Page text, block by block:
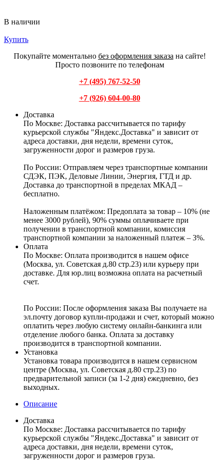
В наличии
Купить
Покупайте моментально без оформления заказа на сайте!
Просто позвоните по телефонам
+7 (495) 767-52-50
+7 (926) 604-00-80
Доставка
По Москве: Доставка рассчитывается по тарифу
курьерской службы "Яндекс.Доставка" и зависит от
адреса доставки, дня недели, времени суток,
загруженности дорог и размеров груза.
По России: Отправляем через транспортные компании
СДЭК, ПЭК, Деловые Линии, Энергия, ГТД и др.
Доставка до транспортной в пределах МКАД –
бесплатно.
Наложенным платёжом: Предоплата за товар – 10% (не
менее 3000 рублей), 90% суммы оплачиваете при
получении в транспортной компании, комиссия
транспортной компании за наложенный платеж – 3%.
Оплата
По Москве: Оплата производится в нашем офисе
(Москва, ул. Советская д.80 стр.23) или курьеру при
доставке. Для юр.лиц возможна оплата на расчетный
счет.
По России: После оформления заказа Вы получаете на
эл.почту договор купли-продажи и счет, который можно
оплатить через любую систему онлайн-банкинга или
отделение любого банка. Оплата за доставку
производится в транспортной компании.
Установка
Установка товара производится в нашем сервисном
центре (Москва, ул. Советская д.80 стр.23) по
предварительной записи (за 1-2 дня) ежедневно, без
выходных.
Описание
Доставка
По Москве: Доставка рассчитывается по тарифу
курьерской службы "Яндекс.Доставка" и зависит от
адреса доставки, дня недели, времени суток,
загруженности дорог и размеров груза.